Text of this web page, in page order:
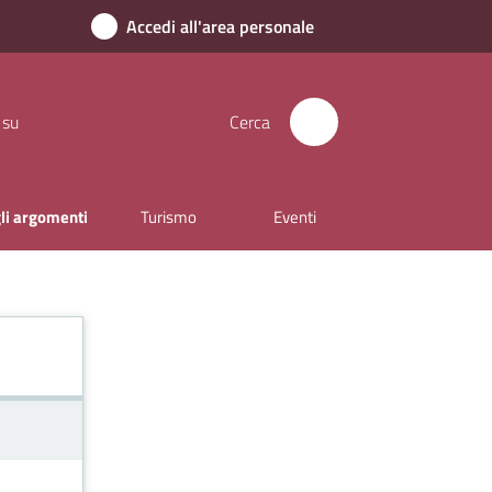
Accedi all'area personale
Cerca
argomenti Turismo Eventi